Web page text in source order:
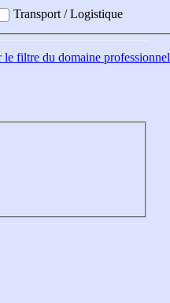
Transport / Logistique
le filtre du domaine professionnel